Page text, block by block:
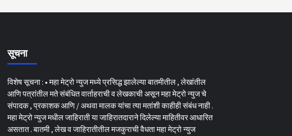
सूचना
विशेष सूचना : • महा मेट्रो न्युज मध्ये प्रसिद्ध झालेल्या बातमीतील , लेखांतील
आणि पत्रांतील मते संबंधित वार्ताहराची व लेखकाची असून महा मेट्रो न्युज चे
संपादक , प्रकाशक आणि / अथवा मालक यांचा त्या मतांशी काहीही संबंध नाही .
महा मेट्रो न्युज मधील जाहिराती या जाहिरातदाराने दिलेल्या माहितीवर आधारित
असतात . बातमी , लेख व जाहिरातीतील मजकुराची वैधता महा मेट्रो न्युज